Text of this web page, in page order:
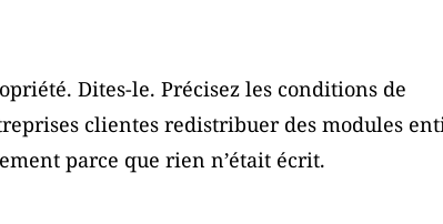
Dites-le. Précisez les conditions de
clientes redistribuer des modules
parce que rien n’était écrit.